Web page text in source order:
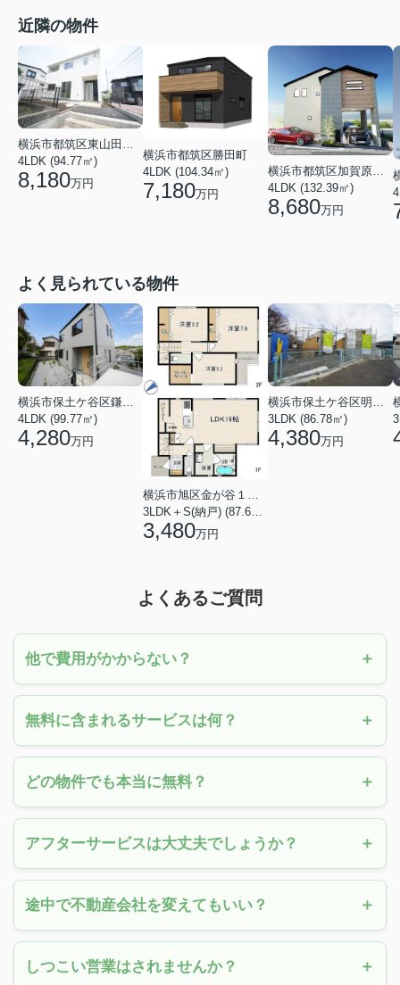
近隣の物件
横浜市都筑区東山田１丁目
4LDK (94.77㎡)
8,180万円
横浜市都筑区勝田町
4LDK (104.34㎡)
7,180万円
横浜市都筑区加賀原１丁目
4LDK (132.39㎡)
8,680万円
よく見られている物件
4LDK (99.77㎡)
4,280万円
3,480万円
3LDK (86.78㎡)
4,380万円
よくあるご質問
他で費用がかからない？
無料に含まれるサービスは何？
どの物件でも本当に無料？
アフターサービスは大丈夫でしょうか？
途中で不動産会社を変えてもいい？
しつこい営業はされませんか？